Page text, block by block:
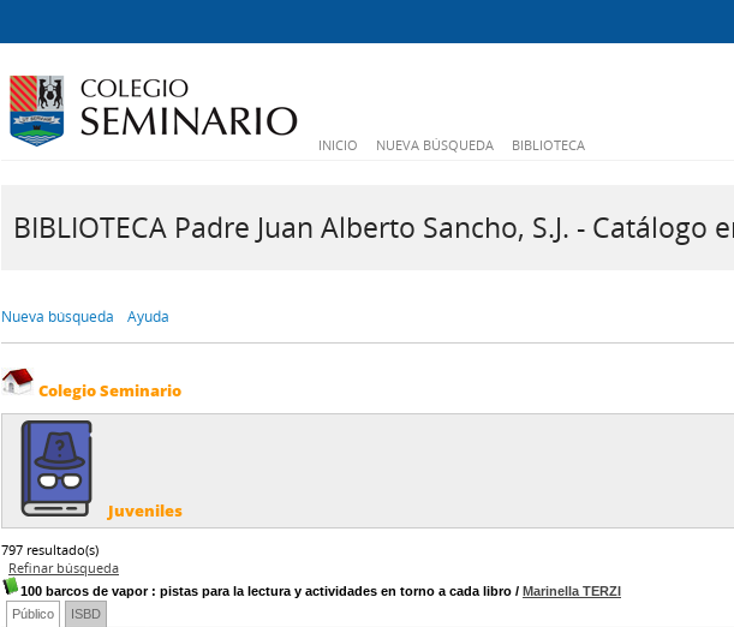
INICIO NUEVA BÚSQUEDA BIBLIOTECA
BIBLIOTECA Padre Juan Alberto Sancho, S.J. - Catálogo
Nueva búsqueda Ayuda
Colegio Seminario
Juveniles
797 resultado(s)
Refinar búsqueda
100 barcos de vapor: pistas para la lectura y actividades en torno a cada libro / Marinella TERZI
Público
ISBD